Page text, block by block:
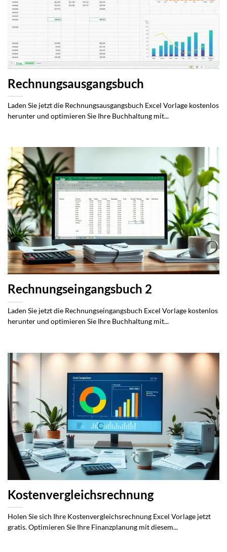
Rechnungsausgangsbuch
Laden Sie jetzt die Rechnungsausgangsbuch Excel Vorlage kostenlos
herunter und optimieren Sie Ihre Buchhaltung mit...
Rechnungseingangsbuch 2
Laden Sie jetzt die Rechnungseingangsbuch Excel Vorlage kostenlos
herunter und optimieren Sie Ihre Buchhaltung mit...
Kostenvergleichsrechnung
Holen Sie sich Ihre Kostenvergleichsrechnung Excel Vorlage jetzt
gratis. Optimieren Sie Ihre Finanzplanung mit diesem...